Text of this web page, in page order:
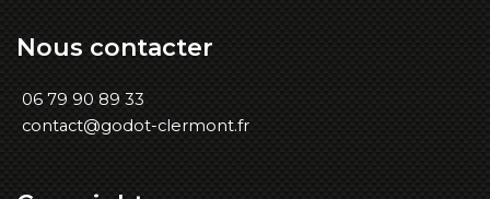
Nous contacter
06 79 90 89 33
contact@godot-clermont.fr